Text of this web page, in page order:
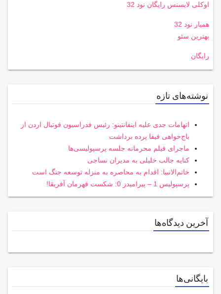
اوکلی لایسنس رایگان نود 32
همیار نود 32
بهترین سئو
رایگان
نوشته‌های تازه
اتهامات جدی علیه اینفانتینو: رئیس فدراسیون فوتبال اردن از
باج‌خواهی فیفا پرده برداشت
ماجرای فیلم محرمانه جلسه پرسپولیسی‌ها
کنایه جالب خلیلی به مدیران نساجی
خاتم‌الانبیا: اقدام به محاصره به منزله توسعه جنگ است
پرسپولیس 1 – پیرامیدز 0: شکست قهرمان آفریقا!
آخرین دیدگاه‌ها
بایگانی‌ها